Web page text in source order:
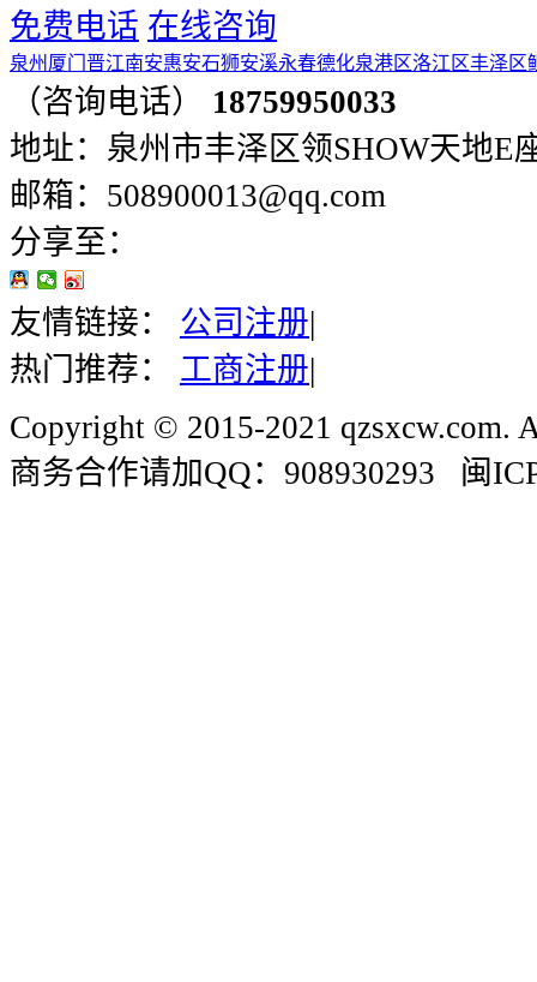
免费电话 在线咨询
泉州 厦门 晋江南安惠安石狮安溪永春德化泉港区洛江区丰泽区
（咨询电话）
18759950033
地址：泉州市丰泽区领SHOW天地E
邮箱：508900013@qq.com
分享至：
友情链接： 公司注册|
热门推荐：
工商注册|
Copyright © 2015-2021 qzsxcw.com.
商务合作请加QQ：908930293 闽